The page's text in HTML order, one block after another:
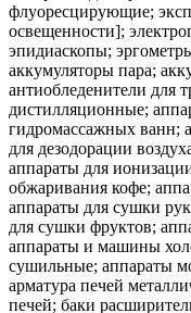
аккумуляторы пара;
антиобледенители для
дистилляционные;
гидромассажных ванн;
для дезодорации
аппараты для
обжаривания кофе;
аппараты для сушки
для сушки фруктов;
аппараты и машины
сушильные; аппараты
арматура печей
печей; баки